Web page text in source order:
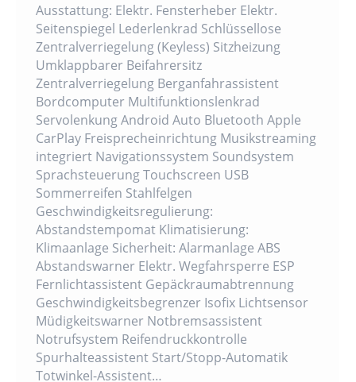
Ausstattung: Elektr. Fensterheber Elektr.
Seitenspiegel Lederlenkrad Schlüssellose
Zentralverriegelung (Keyless) Sitzheizung
Umklappbarer Beifahrersitz
Zentralverriegelung Berganfahrassistent
Bordcomputer Multifunktionslenkrad
Servolenkung Android Auto Bluetooth Apple
CarPlay Freisprecheinrichtung Musikstreaming
integriert Navigationssystem Soundsystem
Sprachsteuerung Touchscreen USB
Sommerreifen Stahlfelgen
Geschwindigkeitsregulierung:
Abstandstempomat Klimatisierung:
Klimaanlage Sicherheit: Alarmanlage ABS
Abstandswarner Elektr. Wegfahrsperre ESP
Fernlichtassistent Gepäckraumabtrennung
Geschwindigkeitsbegrenzer Isofix Lichtsensor
Müdigkeitswarner Notbremsassistent
Notrufsystem Reifendruckkontrolle
Spurhalteassistent Start/Stopp-Automatik
Totwinkel-Assistent…